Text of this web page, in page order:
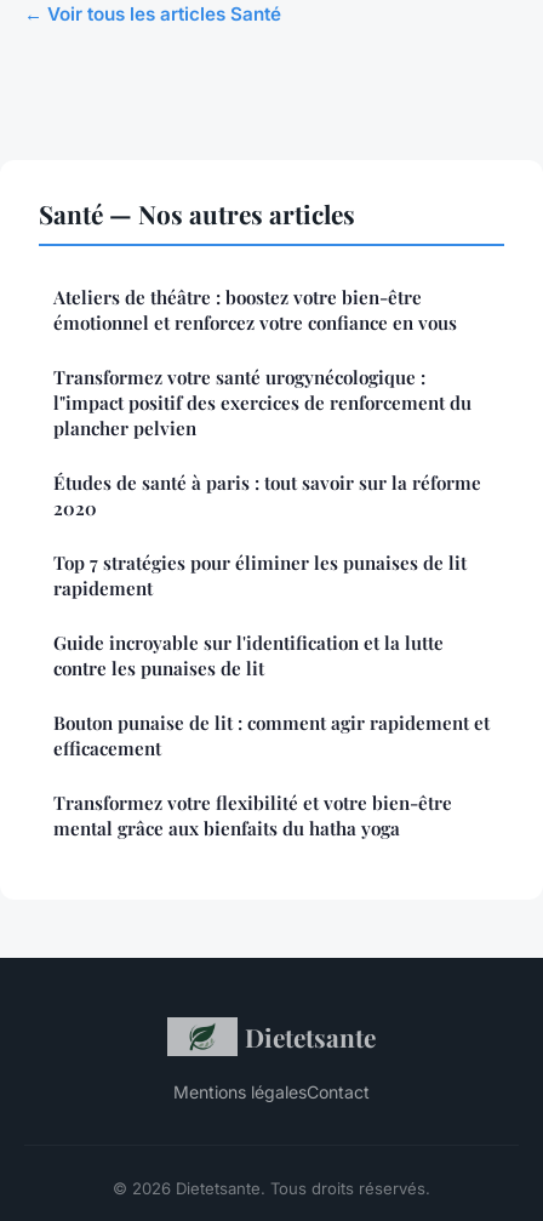
← Voir tous les articles Santé
Santé — Nos autres articles
Ateliers de théâtre : boostez votre bien-être
émotionnel et renforcez votre confiance en vous
Transformez votre santé urogynécologique :
l"impact positif des exercices de renforcement du
plancher pelvien
Études de santé à paris : tout savoir sur la réforme
2020
Top 7 stratégies pour éliminer les punaises de lit
rapidement
Guide incroyable sur l'identification et la lutte
contre les punaises de lit
Bouton punaise de lit : comment agir rapidement et
efficacement
Transformez votre flexibilité et votre bien-être
mental grâce aux bienfaits du hatha yoga
Dietetsante
Mentions légalesContact
© 2026 Dietetsante. Tous droits réservés.